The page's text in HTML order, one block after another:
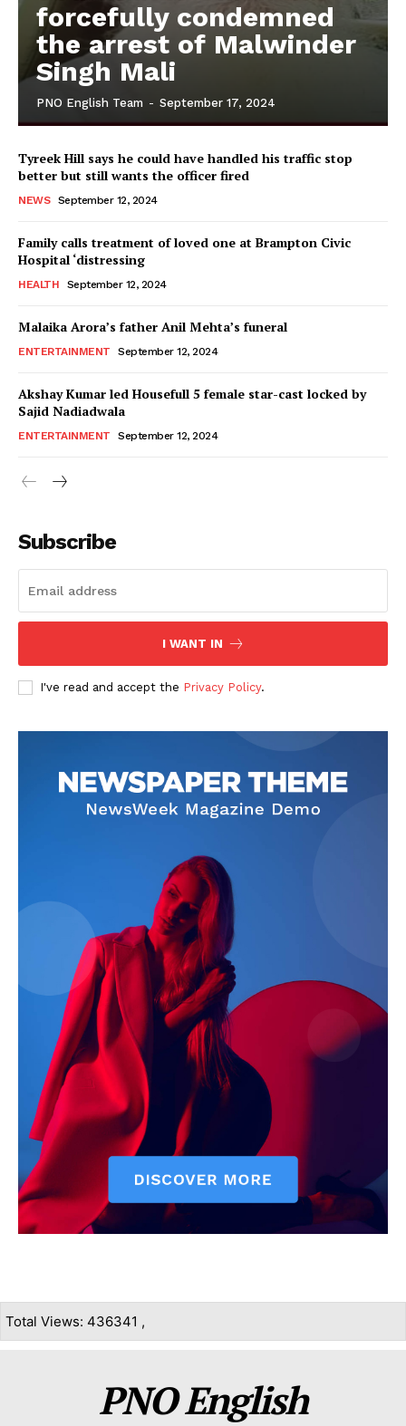
forcefully condemned
the arrest of Malwinder
Singh Mali
PNO English Team - September 17, 2024
Tyreek Hill says he could have handled his traffic stop
better but still wants the officer fired
NEWS September 12, 2024
Family calls treatment of loved one at Brampton Civic
Hospital ‘distressing
HEALTH September 12, 2024
Malaika Arora’s father Anil Mehta’s funeral
ENTERTAINMENT September 12, 2024
Akshay Kumar led Housefull 5 female star-cast locked by
Sajid Nadiadwala
ENTERTAINMENT September 12, 2024
Subscribe
I WANT IN
I've read and accept the Privacy Policy.
Total Views: 436341 ,
PNO English